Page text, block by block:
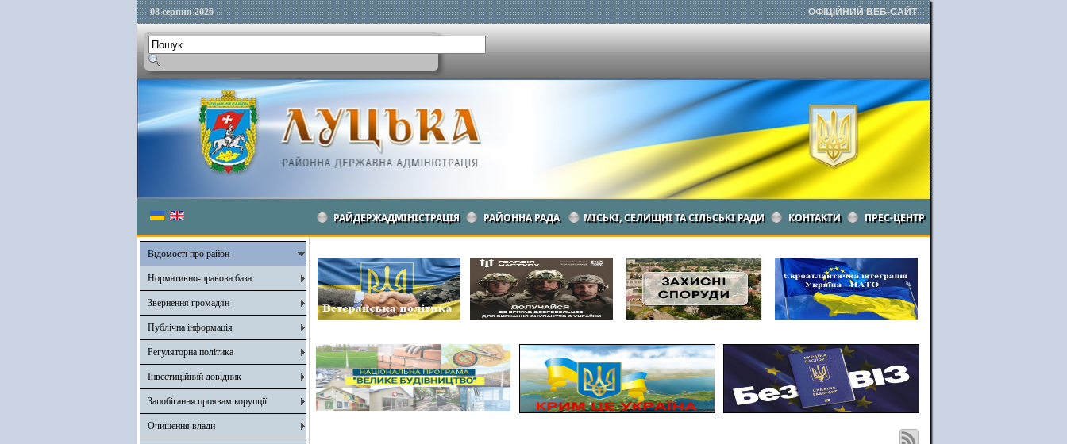
08 серпня 2026 ОФІЦІЙНИЙ ВЕБ-САЙТ
РАЙДЕРЖАДМІНІСТРАЦІЯ РАЙОННА РАДА МІСЬКІ, СЕЛИЩНІ ТА СІЛЬСЬКІ РАДИ КОНТАКТИ ПРЕС-ЦЕНТР
Відомості про район
Нормативно-правова база
Звернення громадян
Публічна інформація
Регуляторна політика
Інвестиційний довідник
Запобігання проявам корупції
Очищення влади